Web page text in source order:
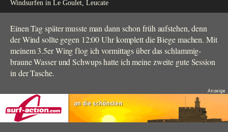
Windsurfen in Le Goulet, Leucate
Einen Tag später musste man dann schon früh aufstehen, denn
der Wind sollte gegen 12:00 Uhr komplett die Biege machen. Mit
meinem 3.5er Wing flog ich vormittags über das schlammig-
braune Wasser und Schwups hatte ich meine zweite gute Session
in der Tasche.